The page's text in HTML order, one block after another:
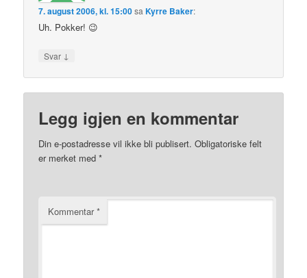
7. august 2006, kl. 15:00sa Kyrre Baker:
Uh. Pokker! 😉
Svar ↓
Legg igjen en kommentar
Din e-postadresse vil ikke bli publisert. Obligatoriske felt
er merket med*
Kommentar*